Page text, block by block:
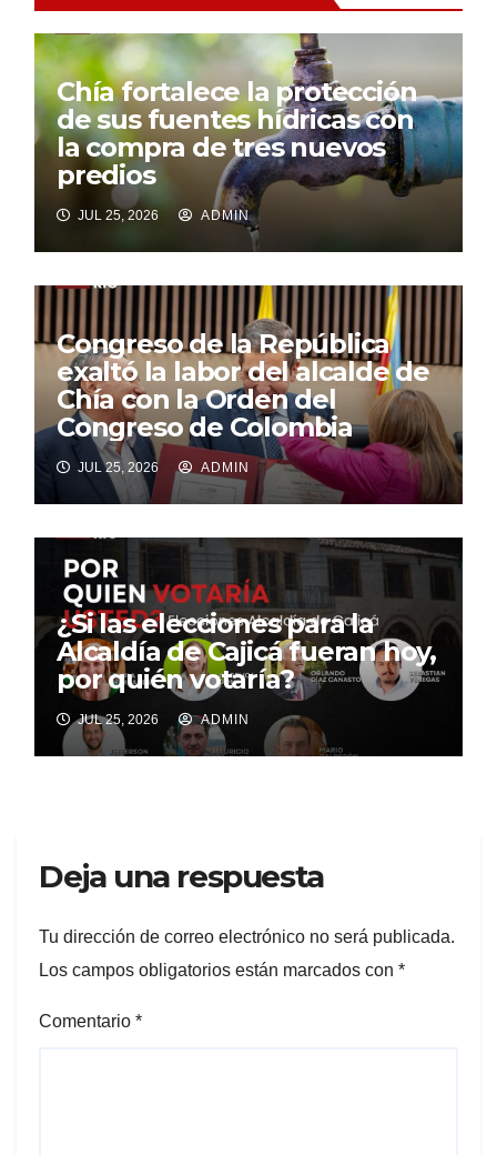
Chía fortalece la protección
de sus fuentes hídricas con
la compra de tres nuevos
predios
JUL 25, 2026 ADMIN
Congreso de la República
exaltó la labor del alcalde de
Chía con la Orden del
Congreso de Colombia
JUL 25, 2026 ADMIN
¿Si las elecciones para la
Alcaldía de Cajicá fueran hoy,
por quién votaría?
JUL 25, 2026 ADMIN
Deja una respuesta
Tu dirección de correo electrónico no será publicada.
Los campos obligatorios están marcados con *
Comentario *